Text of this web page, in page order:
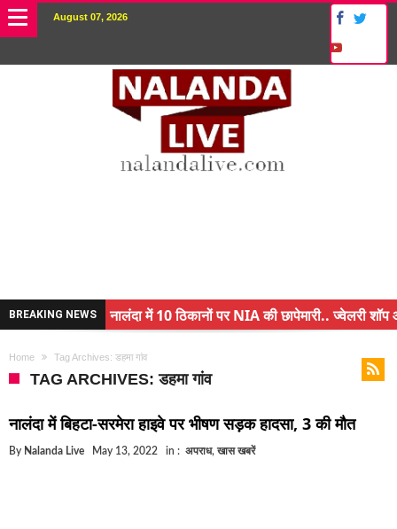
August 07, 2026
BREAKING NEWS
नालंदा में 10 ठिकानों पर NIA की छापेमारी.. ज्वेलरी शॉप
अंचल पदाधिकारी (CO) बर्खास्त.. फर्जीवाड़ा कर पाई थी
बिहार में एक और सिक्स लेन की मंजूरी.. जानिए किन-किन
Home Tag Archives: डहमा गांव
TAG ARCHIVES: डहमा गांव
नालंदा में बिहटा-सरमेरा हाइवे पर भीषण सड़क हादसा, 3 की मौत
By Nalanda Live May 13, 2022 in : अपराध, खास खबरें